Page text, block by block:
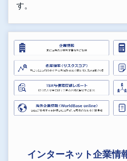
す。
インターネット企業